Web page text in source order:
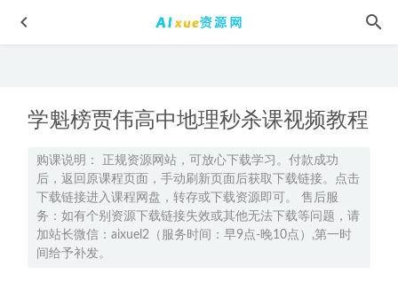
学魁榜贾伟高中地理秒杀课视频教程
购课说明： 正规资源网站，可放心下载学习。付款成功
后，返回原课程页面，手动刷新页面后获取下载链接。点击
下载链接进入课程网盘，转存或下载资源即可。 售后服
务：如有个别资源下载链接失效或其他无法下载等问题，请
加站长微信：aixuel2（服务时间：早9点-晚10点）,第一时
间给予补发。
有道2026王冬亮高三数学二轮复习寒假班 2026-03-29
2025高考陈焕文押题高三语文三轮复习 2025-04-21
2023杨雪高三生物a+寒春班23年高考生物二三轮复习网课教